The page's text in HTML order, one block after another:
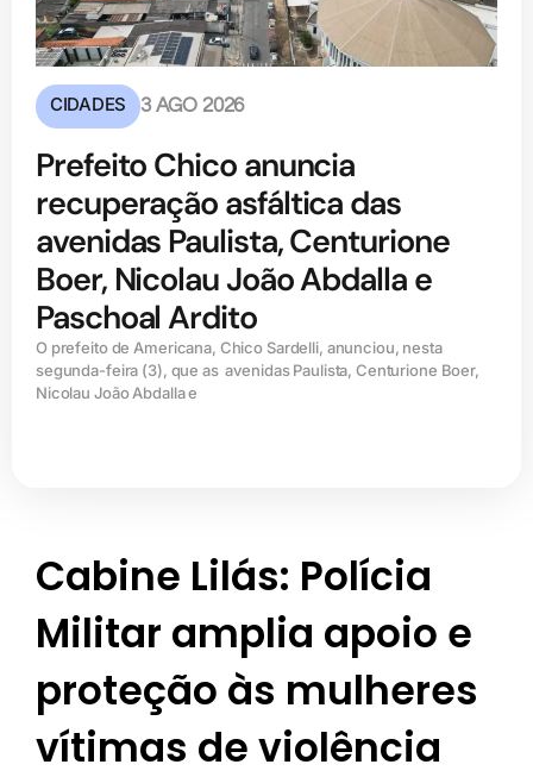
CIDADES 3 AGO 2026
Prefeito Chico anuncia
recuperação asfáltica das
avenidas Paulista, Centurione
Boer, Nicolau João Abdalla e
Paschoal Ardito
O prefeito de Americana, Chico Sardelli, anunciou, nesta
segunda-feira (3), que as avenidas Paulista, Centurione Boer,
Nicolau João Abdalla e
Cabine Lilás: Polícia
Militar amplia apoio e
proteção às mulheres
vítimas de violência